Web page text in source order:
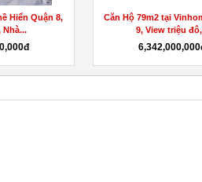
Hiển Quận 8,
Nhà...
Căn Hộ 79m2 tại
9, View triệu